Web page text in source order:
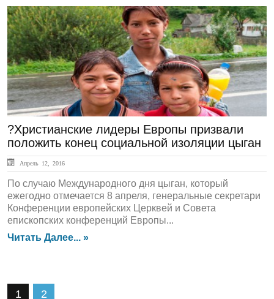
ЛЕНТА НОВОСТЕЙ
?Христианские лидеры Европы призвали
положить конец социальной изоляции цыган
Апрель 12, 2016
По случаю Международного дня цыган, который
ежегодно отмечается 8 апреля, генеральные секретари
Конференции европейских Церквей и Совета
епископских конференций Европы...
Читать Далее... »
1 2